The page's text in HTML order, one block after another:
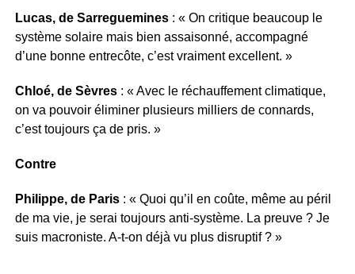
Lucas, de Sarreguemines: « On critique beaucoup le
système solaire mais bien assaisonné, accompagné
d’une bonne entrecôte, c’est vraiment excellent. »
Chloé, de Sèvres: « Avec le réchauffement climatique,
on va pouvoir éliminer plusieurs milliers de connards,
c’est toujours ça de pris. »
Contre
Philippe, de Paris: « Quoi qu’il en coûte, même au péril
de ma vie, je serai toujours anti-système. La preuve ? Je
suis macroniste. A-t-on déjà vu plus disruptif ? »